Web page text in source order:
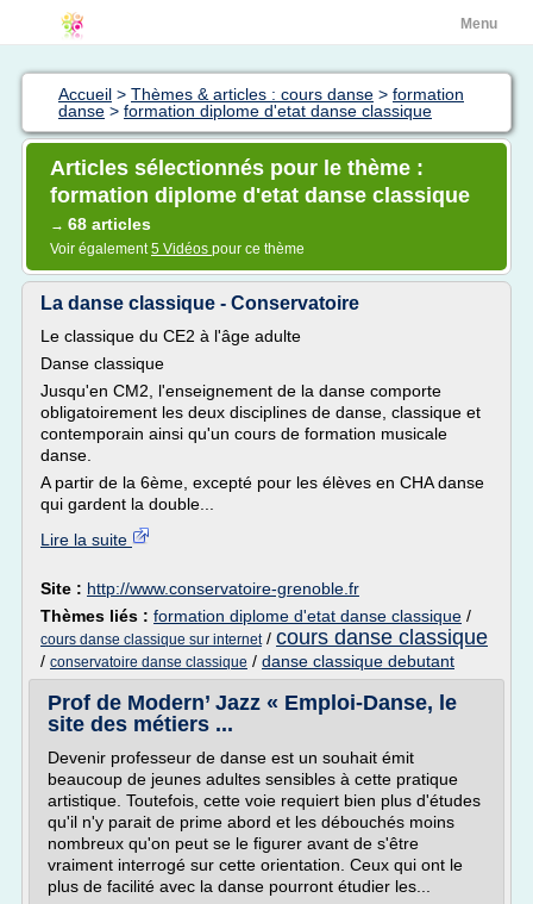
Menu
Accueil > Thèmes & articles : cours danse > formation
danse > formation diplome d'etat danse classique
Articles sélectionnés pour le thème :
formation diplome d'etat danse classique
→ 68 articles
Voir également5 Vidéos pour ce thème
La danse classique - Conservatoire
Le classique du CE2 à l'âge adulte
Danse classique
Jusqu'en CM2, l'enseignement de la danse comporte
obligatoirement les deux disciplines de danse, classique et
contemporain ainsi qu'un cours de formation musicale
danse.
A partir de la 6ème, excepté pour les élèves en CHA danse
qui gardent la double...
Lire la suite
Site : http://www.conservatoire-grenoble.fr
Thèmes liés : formation diplome d'etat danse classique /
cours danse classique sur internet/ cours danse classique
/ conservatoire danse classique / danse classique debutant
Prof de Modern’ Jazz « Emploi-Danse, le
site des métiers ...
Devenir professeur de danse est un souhait émit
beaucoup de jeunes adultes sensibles à cette pratique
artistique. Toutefois, cette voie requiert bien plus d'études
qu'il n'y parait de prime abord et les débouchés moins
nombreux qu'on peut se le figurer avant de s'être
vraiment interrogé sur cette orientation. Ceux qui ont le
plus de facilité avec la danse pourront étudier les...